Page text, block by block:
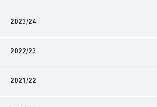
2023/24
2022/23
2021/22